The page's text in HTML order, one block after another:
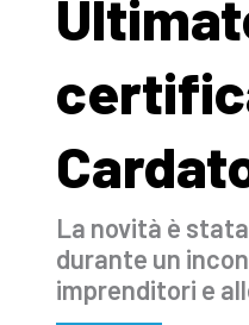
La novità è
durante un
imprenditori e